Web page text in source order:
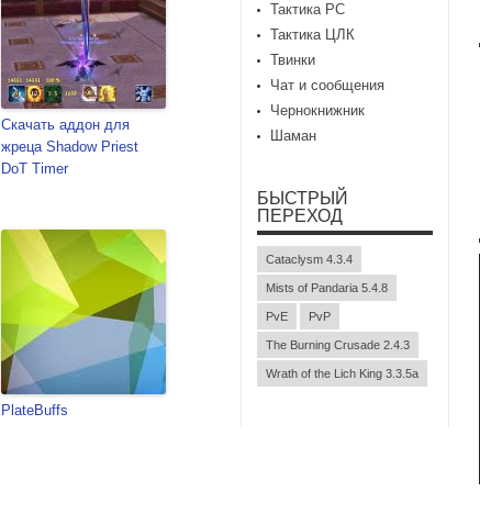
Скачать аддон для
жреца Shadow Priest
DoT Timer
PlateBuffs
Тактика РС
Тактика ЦЛК
Твинки
Чат и сообщения
Чернокнижник
Шаман
БЫСТРЫЙ
ПЕРЕХОД
Cataclysm 4.3.4
Mists of Pandaria 5.4.8
PvE PvP
The Burning Crusade 2.4.3
Wrath of the Lich King 3.3.5a